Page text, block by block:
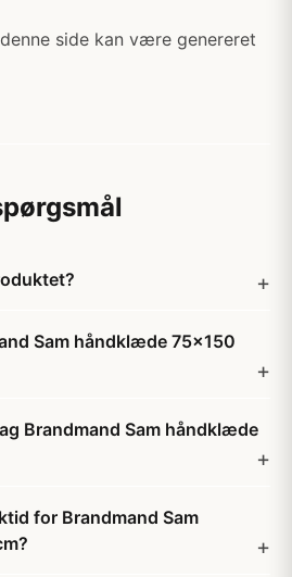
side kan være genereret
Sam håndklæde 75x150
Brandmand Sam håndklæde
for Brandmand Sam